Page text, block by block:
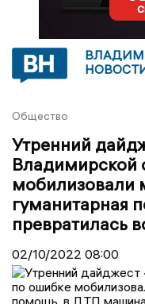
Общество
Утренний
Владимирской
мобилизовали
гуманитарная
превратилась
02/10/2022 08:00